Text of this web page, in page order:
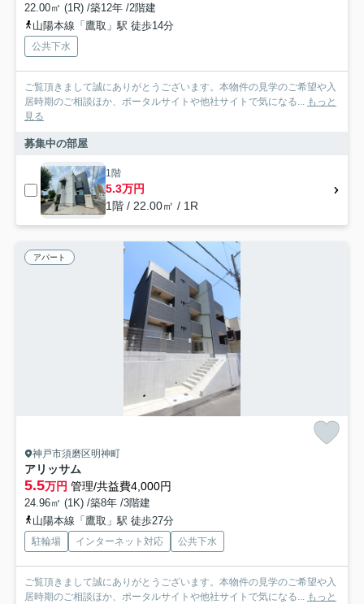
22.00㎡ (1R) /築12年 /2階建
山陽本線「鷹取」駅 徒歩14分
公共下水
ご覧頂きまして誠にありがとうございます。本物件の見学のご希望や入
居時期のご相談ほか、ポータルサイトや他社サイトで気になる... もっと
見る
募集中の部屋
1階
5.3万円
1階 / 22.00㎡ / 1R
アパート
神戸市須磨区明神町
アリッサム
5.5万円 管理/共益費4,000円
24.96㎡ (1K) /築8年 /3階建
山陽本線「鷹取」駅 徒歩27分
駐輪場 インターネット対応 公共下水
ご覧頂きまして誠にありがとうございます。本物件の見学のご希望や入
居時期のご相談ほか、ポータルサイトや他社サイトで気になる... もっと